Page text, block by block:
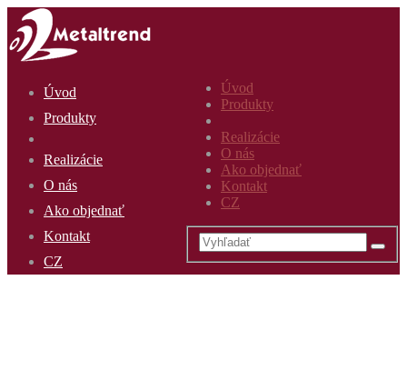
Úvod
Produkty
Realizácie
O nás
Ako objednať
Kontakt
CZ
Úvod
Produkty
Realizácie
O nás
Ako objednať
Kontakt
CZ